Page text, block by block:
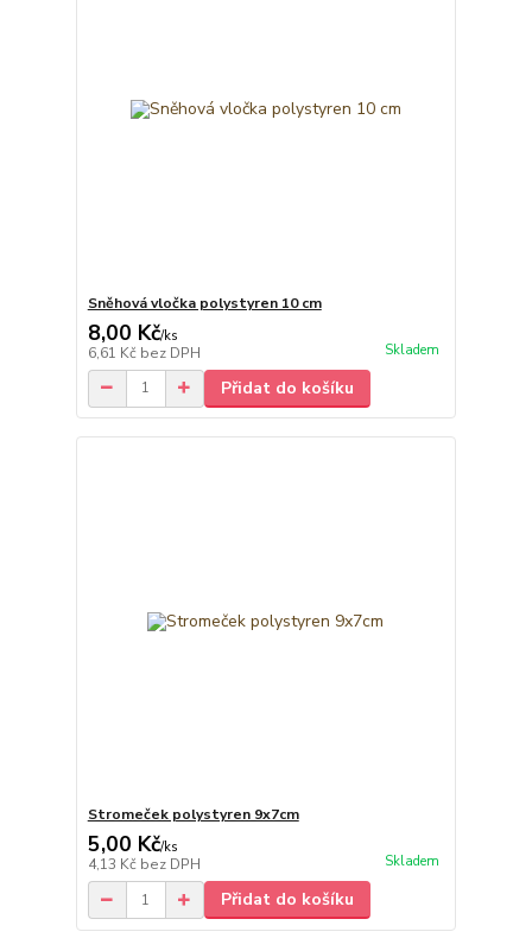
Sněhová vločka polystyren 10 cm
8,00 Kč/ks
6,61 Kč bez DPH Skladem
Přidat do košíku
Stromeček polystyren 9x7cm
5,00 Kč/ks
4,13 Kč bez DPH Skladem
Přidat do košíku